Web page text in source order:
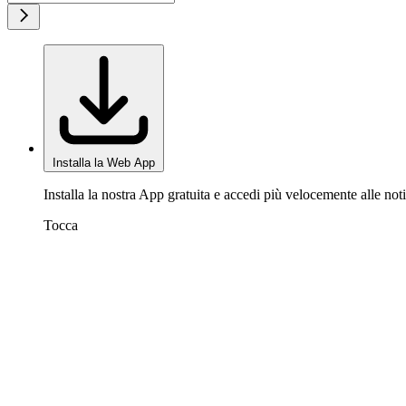
Installa la Web App
Installa la nostra App gratuita e accedi più velocemente alle
Tocca